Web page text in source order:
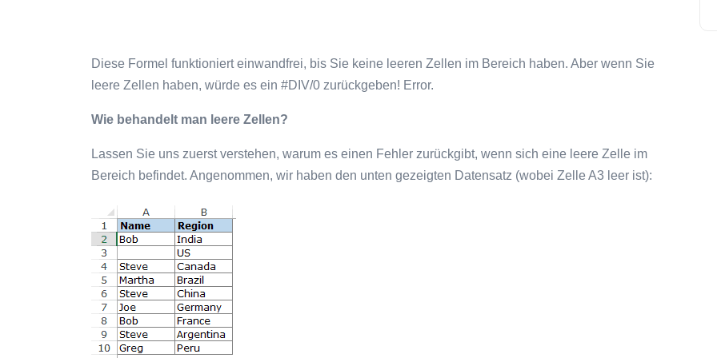
Diese Formel funktioniert einwandfrei, bis Sie keine leeren Zellen im Bereich haben. Aber wenn Sie
leere Zellen haben, würde es ein #DIV/0 zurückgeben! Error.
Wie behandelt man leere Zellen?
Lassen Sie uns zuerst verstehen, warum es einen Fehler zurückgibt, wenn sich eine leere Zelle im
Bereich befindet. Angenommen, wir haben den unten gezeigten Datensatz (wobei Zelle A3 leer ist):